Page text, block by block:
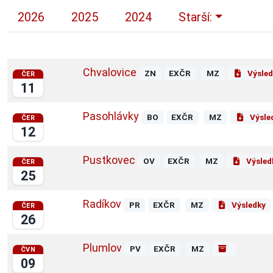
2026 2025 2024 Starší:
ČER
11
Chvalovice ZN EXČR MZ
ČER
12
Pasohlávky BO EXČR MZ
ČER
25
Pustkovec OV EXČR MZ
ČER
26
Radíkov PR EXČR MZ Výsledky
ČVN
09
Plumlov PV EXČR MZ